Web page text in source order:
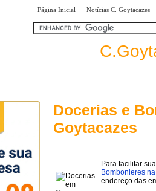
Página Inicial Notícias C. Goytacazes
Docerias e
Goytacazes
Para facilitar
Bombonieres
endereço das